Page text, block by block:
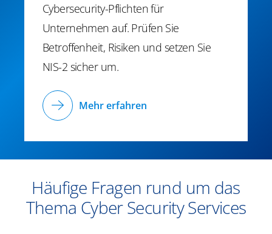
Cybersecurity-Pflichten für
Unternehmen auf. Prüfen Sie
Betroffenheit, Risiken und setzen Sie
NIS-2 sicher um.
Mehr erfahren
Häufige Fragen rund um das
Thema Cyber Security Services